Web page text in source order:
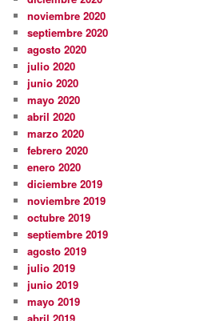
noviembre 2020
septiembre 2020
agosto 2020
julio 2020
junio 2020
mayo 2020
abril 2020
marzo 2020
febrero 2020
enero 2020
diciembre 2019
noviembre 2019
octubre 2019
septiembre 2019
agosto 2019
julio 2019
junio 2019
mayo 2019